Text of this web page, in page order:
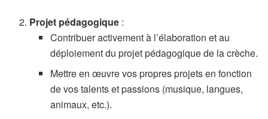
Projet pédagogique :
Contribuer activement à l’élaboration et au
déploiement du projet pédagogique de la crèche.
Mettre en œuvre vos propres projets en fonction
de vos talents et passions (musique, langues,
animaux, etc.).